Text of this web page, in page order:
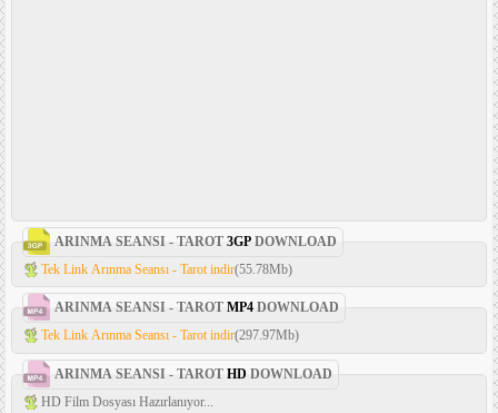
ARINMA SEANSI - TAROT 3GP DOWNLOAD
Tek Link Arınma Seansı - Tarot indir(55.78Mb)
ARINMA SEANSI - TAROT MP4 DOWNLOAD
Tek Link Arınma Seansı - Tarot indir(297.97Mb)
ARINMA SEANSI - TAROT HD DOWNLOAD
HD Film Dosyası Hazırlanıyor...